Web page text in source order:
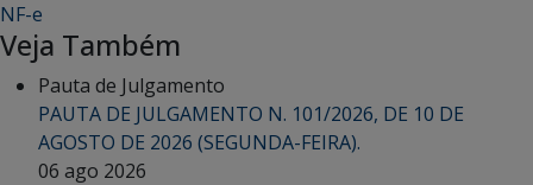
NF-e
Veja Também
Pauta de Julgamento
PAUTA DE JULGAMENTO N. 101/2026, DE 10 DE
AGOSTO DE 2026 (SEGUNDA-FEIRA).
06 ago 2026